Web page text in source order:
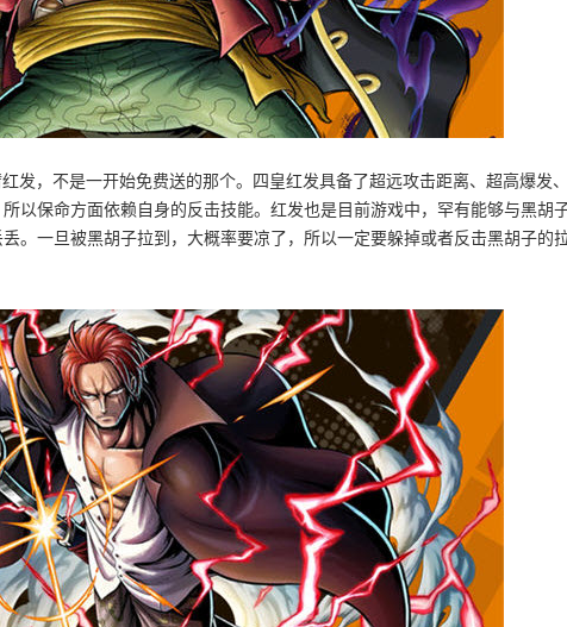
发，不是一开始免费送的那个。四皇红发具备了超远攻击距离、超高爆发
以保命方面依赖自身的反击技能。红发也是目前游戏中，罕有能够与黑胡
。一旦被黑胡子拉到，大概率要凉了，所以一定要躲掉或者反击黑胡子的